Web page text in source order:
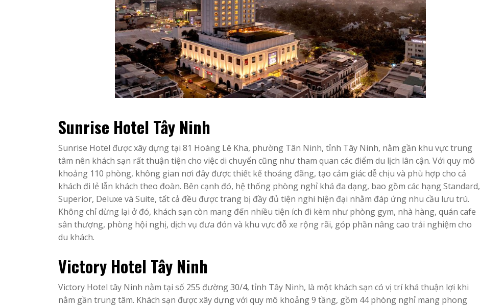
Sunrise Hotel Tây Ninh
Sunrise Hotel được xây dựng tại 81 Hoàng Lê Kha, phường Tân Ninh, tỉnh Tây Ninh, nằm gần khu vực trung
tâm nên khách sạn rất thuận tiện cho việc di chuyển cũng như tham quan các điểm du lịch lân cận. Với quy mô
khoảng 110 phòng, không gian nơi đây được thiết kế thoáng đãng, tạo cảm giác dễ chịu và phù hợp cho cả
khách đi lẻ lẫn khách theo đoàn. Bên cạnh đó, hệ thống phòng nghỉ khá đa dạng, bao gồm các hạng Standard,
Superior, Deluxe và Suite, tất cả đều được trang bị đầy đủ tiện nghi hiện đại nhằm đáp ứng nhu cầu lưu trú.
Không chỉ dừng lại ở đó, khách sạn còn mang đến nhiều tiện ích đi kèm như phòng gym, nhà hàng, quán cafe
sân thượng, phòng hội nghị, dịch vụ đưa đón và khu vực đỗ xe rộng rãi, góp phần nâng cao trải nghiệm cho
du khách.
Victory Hotel Tây Ninh
Victory Hotel tây Ninh nằm tại số 255 đường 30/4, tỉnh Tây Ninh, là một khách sạn có vị trí khá thuận lợi khi
nằm gần trung tâm. Khách sạn được xây dựng với quy mô khoảng 9 tầng, gồm 44 phòng nghỉ mang phong